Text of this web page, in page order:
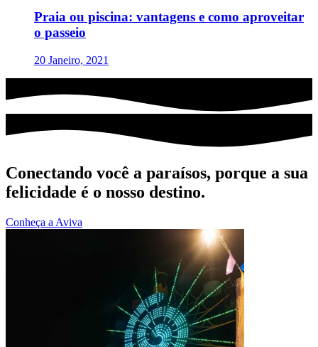
Praia ou piscina: vantagens e como aproveitar
o passeio
20 Janeiro, 2021
Conectando você a paraísos, porque a sua
felicidade é o nosso destino.
Conheça a Aviva